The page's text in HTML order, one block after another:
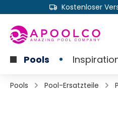
springen ZurKostenloser
Pools
Pools Pool-Ersatzteile